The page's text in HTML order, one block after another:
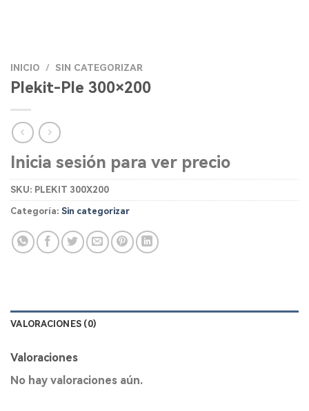
INICIO / SIN CATEGORIZAR
Plekit-Ple 300×200
Inicia sesión para ver precio
SKU: PLEKIT 300X200
Categoría: Sin categorizar
VALORACIONES (0)
Valoraciones
No hay valoraciones aún.